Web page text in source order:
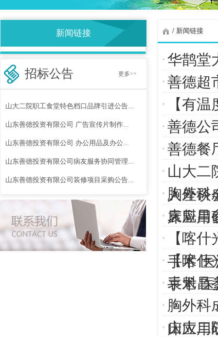
新闻链接
更多>>
招标公告
山大二院职工食堂特色档口品牌引进公告...
山东善德投资有限公司 广告宣传片制作...
山东善德投资有限公司 办公用品及办公...
山东善德投资有限公司病友服务协同管理...
山东善德投资有限公司装修项目采购公告...
/ 新闻链接
华鹊堂
善德超
【有
善德公
善德餐
山大二
人座谈
胸外科
床应用
袁魁昌
【喀
手术
【喀什
手术
袁魁昌
胸外科
床应用
山大二